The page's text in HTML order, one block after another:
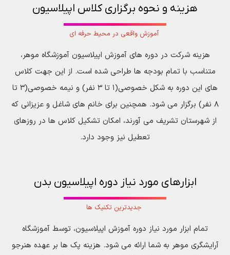
هزینه و نحوه برگزاری کلاس اپیلاسیون
آموزش واقعی در محیط حرفه ای
هزینه شرکت در دوره های آموزش اپیلاسیون آموزشگاه موهر،
متناسب با تمام بودجه ها طراحی شده است. از این جهت کلاس
های این دوره به شکل خصوصی(۱ تا ۳ نفر) و نیمه خصوصی(۳ تا
۸ نفر) برگزار می شود. همچنین برای خانم های شاغل و عزیزانی که
از شهرستان تشریف می آورند، امکان تشکیل کلاس ها در روزهای
تعطیل نیز وجود دارد.
ابزارهای مورد نیاز دوره اپیلاسیون بدن
جدیدترین تکنیک ها
تمام ابزار مورد نیاز دوره آموزش اپیلاسیون، توسط آموزشگاه
آرایشگری موهر به شما ارائه می شود. هزینه پک ها بر عهده هنرجو